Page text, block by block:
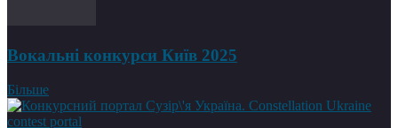
Вокальні конкурси Київ 2025
Більше